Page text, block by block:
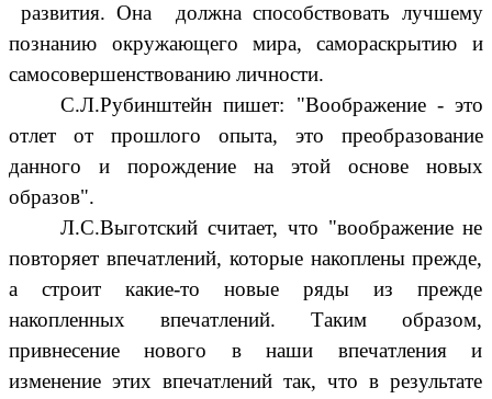
развития. Она должна способствовать лучшему
познанию окружающего мира, самораскрытию и
самосовершенствованию личности.
С.Л.Рубинштейн пишет: "Воображение - это
отлет от прошлого опыта, это преобразование
данного и порождение на этой основе новых
образов".
Л.С.Выготский считает, что "воображение не
повторяет впечатлений, которые накоплены прежде,
а строит какие-то новые ряды из прежде
накопленных впечатлений. Таким образом,
привнесение нового в наши впечатления и
изменение этих впечатлений так, что в результате